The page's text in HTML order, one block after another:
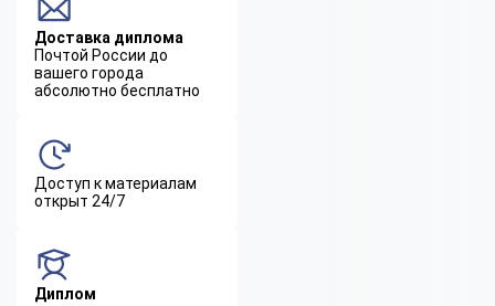
Доставка диплома
Почтой России до
вашего города
абсолютно бесплатно
Доступ к материалам
открыт 24/7
Диплом